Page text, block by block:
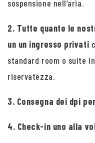
sospensione nell’aria.
2. Tutte quante le
un un ingresso privati
standard room o suite
riservatezza.
3. Consegna dei dpi
4. Check-in uno alla